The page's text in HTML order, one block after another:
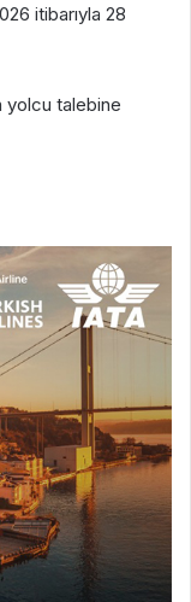
itibarıyla 28
yolcu talebine